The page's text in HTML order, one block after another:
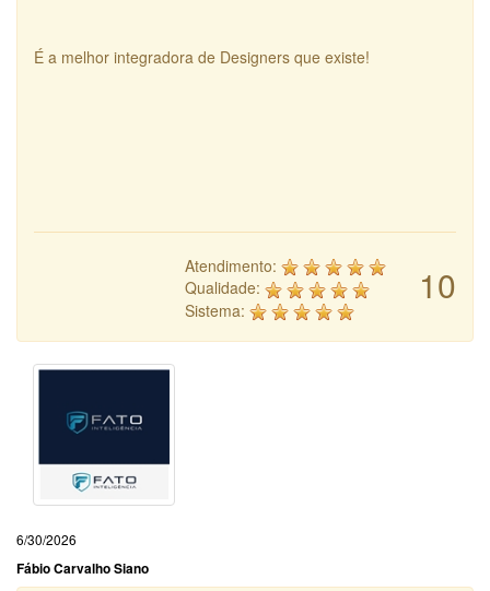
É a melhor integradora de Designers que existe!
10
Atendimento:
Qualidade:
Sistema:
6/30/2026
Fábio Carvalho Siano